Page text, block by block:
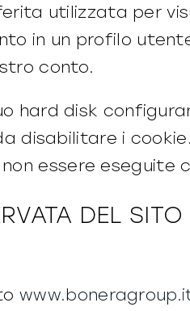
utilizzata per
in un profilo
conto.
hard disk
disabilitare i
essere eseguite
DEL